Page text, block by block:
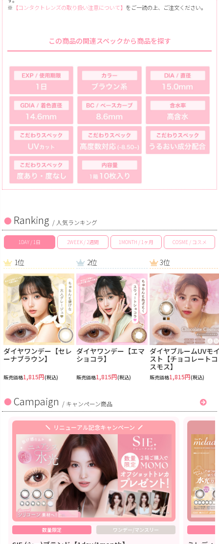
※ 【コンタクトレンズの取り扱い注意について】 をご一読の上、ご注文ください。
この商品の関連スペックから商品を探す
Ranking / 人気ランキング
1DAY / 1日 2WEEK / 2週間 1MONTH / 1ヶ月 COSME / コスメ
1位
ダイヤワンデー【セレ
ーナブラウン】
販売価格1,815円(税込)
2位
ダイヤワンデー【エマ
ショコラ】
販売価格1,815円(税込)
3位
ダイヤブルームUVモ
スト【チョコレートコ
スモス】
販売価格1,815円(税込)
Campaign / キャンペーン商品
リニューアル記念キャンペーン
数量限定 ワンデー/マンスリー